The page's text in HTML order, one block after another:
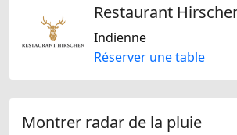
Indienne
Réserver une table
Montrer radar de la pluie